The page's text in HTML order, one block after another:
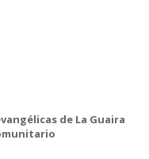
de La Guaira